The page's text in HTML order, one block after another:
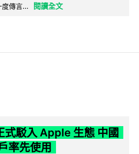
傳言...
閱讀全文
式駁入 Apple 生態 中國
率先使用